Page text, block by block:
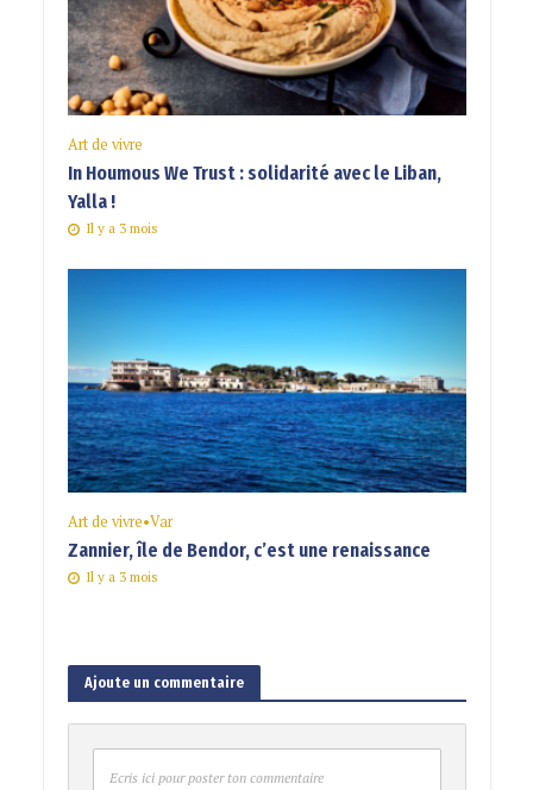
Art de vivre
In Houmous We Trust : solidarité avec le Liban,
Yalla !
Il y a 3 mois
Art de vivre•Var
Zannier, île de Bendor, c’est une renaissance
Il y a 3 mois
Ajoute un commentaire
Ecris ici pour poster ton commentaire